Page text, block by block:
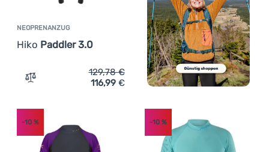
NEOPRENANZUG
Hiko Paddler 3.0
Zum Vergleich 'Neoprenanzug Hiko Paddler 3.0'
129,78€
116,99 €
-10 % -10%